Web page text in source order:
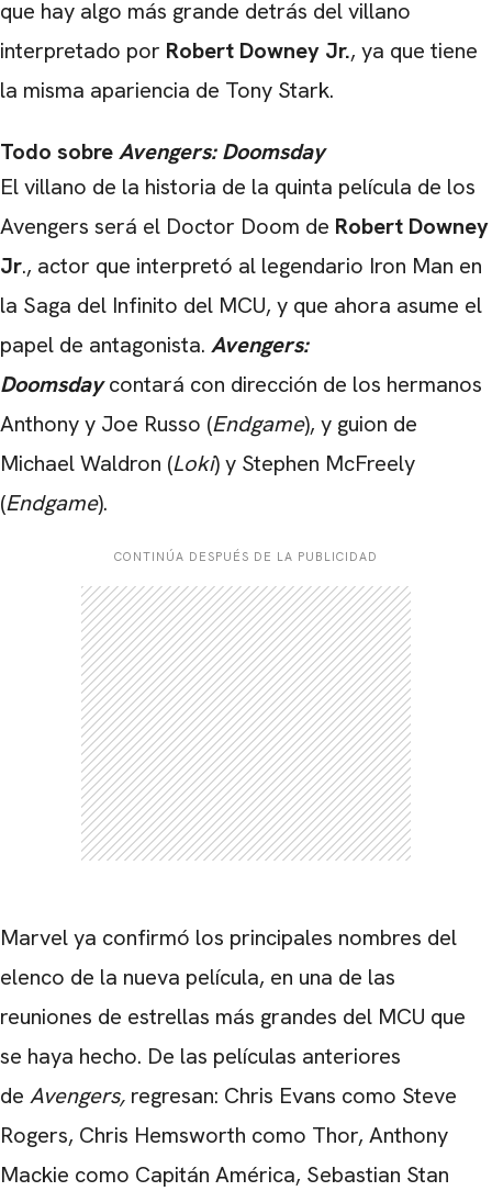
que hay algo más grande detrás del villano
interpretado por Robert Downey Jr., ya que tiene
la misma apariencia de Tony Stark.
Todo sobreAvengers: Doomsday
El villano de la historia de la quinta película de los
Avengers será el Doctor Doom de Robert Downey
Jr., actor que interpretó al legendario Iron Man en
la Saga del Infinito del MCU, y que ahora asume el
papel de antagonista. Avengers:
Doomsday contará con dirección de los hermanos
Anthony y Joe Russo (Endgame), y guion de
Michael Waldron (Loki) y Stephen McFreely
(Endgame).
CONTINÚA DESPUÉS DE LA PUBLICIDAD
Marvel ya confirmó los principales nombres del
elenco de la nueva película, en una de las
reuniones de estrellas más grandes del MCU que
se haya hecho. De las películas anteriores
de Avengers, regresan: Chris Evans como Steve
Rogers, Chris Hemsworth como Thor, Anthony
Mackie como Capitán América, Sebastian Stan
CARREGANDO PUBLICIDADE